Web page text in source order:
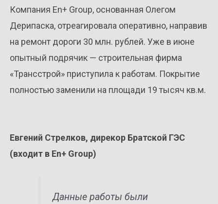
Компания En+ Group, основанная Олегом
Дерипаска, отреагировала оперативно, направив
на ремонт дороги 30 млн. рублей. Уже в июне
опытный подрячик — строительная фирма
«Трансстрой» приступила к работам. Покрытие
полностью заменили на площади 19 тысяч кв.м.
Евгений Стрелков, дирекор Братской ГЭС
(входит в En+ Group)
Данные работы были